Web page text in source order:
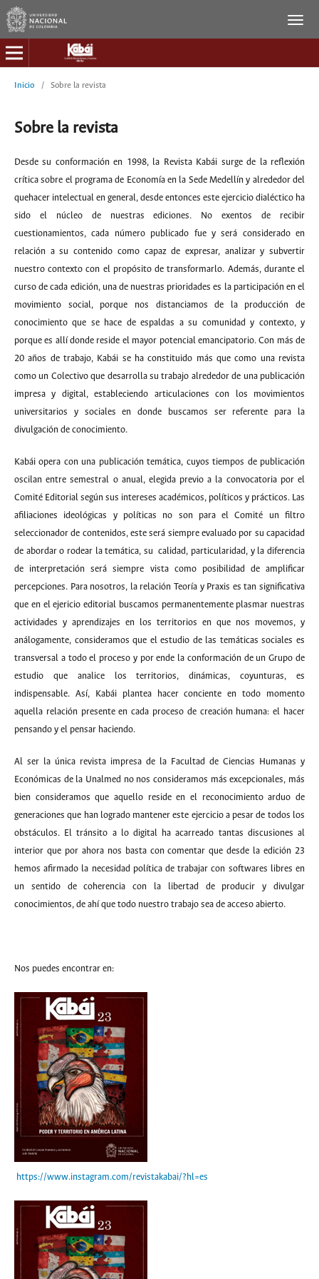
Inicio / Sobre la revista
Sobre la revista
Desde su conformación en 1998, la Revista Kabái surge de la reflexión
crítica sobre el programa de Economía en la Sede Medellín y alrededor del
quehacer intelectual en general, desde entonces este ejercicio dialéctico ha
sido el núcleo de nuestras ediciones. No exentos de recibir
cuestionamientos, cada número publicado fue y será considerado en
relación a su contenido como capaz de expresar, analizar y subvertir
nuestro contexto con el propósito de transformarlo. Además, durante el
curso de cada edición, una de nuestras prioridades es la participación en el
movimiento social, porque nos distanciamos de la producción de
conocimiento que se hace de espaldas a su comunidad y contexto, y
porque es allí donde reside el mayor potencial emancipatorio. Con más de
20 años de trabajo, Kabái se ha constituido más que como una revista
como un Colectivo que desarrolla su trabajo alrededor de una publicación
impresa y digital, estableciendo articulaciones con los movimientos
universitarios y sociales en donde buscamos ser referente para la
divulgación de conocimiento.
Kabái opera con una publicación temática, cuyos tiempos de publicación
oscilan entre semestral o anual, elegida previo a la convocatoria por el
Comité Editorial según sus intereses académicos, políticos y prácticos. Las
afiliaciones ideológicas y políticas no son para el Comité un filtro
seleccionador de contenidos, este será siempre evaluado por su capacidad
de abordar o rodear la temática, su calidad, particularidad, y la diferencia
de interpretación será siempre vista como posibilidad de amplificar
percepciones. Para nosotros, la relación Teoría y Praxis es tan significativa
que en el ejericio editorial buscamos permanentemente plasmar nuestras
actividades y aprendizajes en los territorios en que nos movemos, y
análogamente, consideramos que el estudio de las temáticas sociales es
transversal a todo el proceso y por ende la conformación de un Grupo de
estudio que analice los territorios, dinámicas, coyunturas, es
indispensable. Así, Kabái plantea hacer conciente en todo momento
aquella relación presente en cada proceso de creación humana: el hacer
pensando y el pensar haciendo.
Al ser la única revista impresa de la Facultad de Ciencias Humanas y
Económicas de la Unalmed no nos consideramos más excepcionales, más
bien consideramos que aquello reside en el reconocimiento arduo de
generaciones que han logrado mantener este ejercicio a pesar de todos los
obstáculos. El tránsito a lo digital ha acarreado tantas discusiones al
interior que por ahora nos basta con comentar que desde la edición 23
hemos afirmado la necesidad política de trabajar con softwares libres en
un sentido de coherencia con la libertad de producir y divulgar
conocimientos, de ahí que todo nuestro trabajo sea de acceso abierto.
Nos puedes encontrar en:
https://www.instagram.com/revistakabai/?hl=es